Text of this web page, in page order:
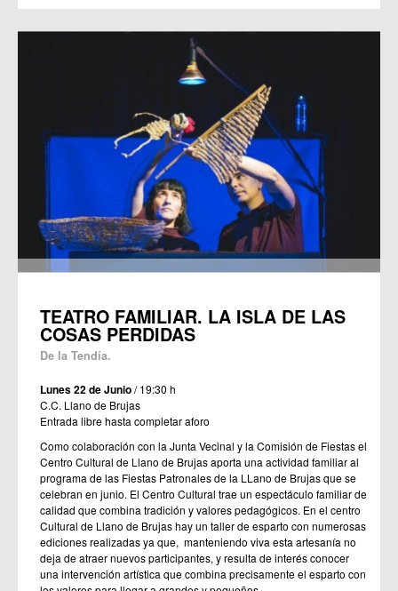
TEATRO FAMILIAR. LA ISLA DE LAS
COSAS PERDIDAS
De la Tendía.
Lunes 22 de Junio/ 19:30 h
C.C. Llano de Brujas
Entrada libre hasta completar aforo
Como colaboración con la Junta Vecinal y la Comisión de Fiestas el
Centro Cultural de Llano de Brujas aporta una actividad familiar al
programa de las Fiestas Patronales de la LLano de Brujas que se
celebran en junio. El Centro Cultural trae un espectáculo familiar de
calidad que combina tradición y valores pedagógicos. En el centro
Cultural de Llano de Brujas hay un taller de esparto con numerosas
ediciones realizadas ya que, manteniendo viva esta artesanía no
deja de atraer nuevos participantes, y resulta de interés conocer
una intervención artística que combina precisamente el esparto con